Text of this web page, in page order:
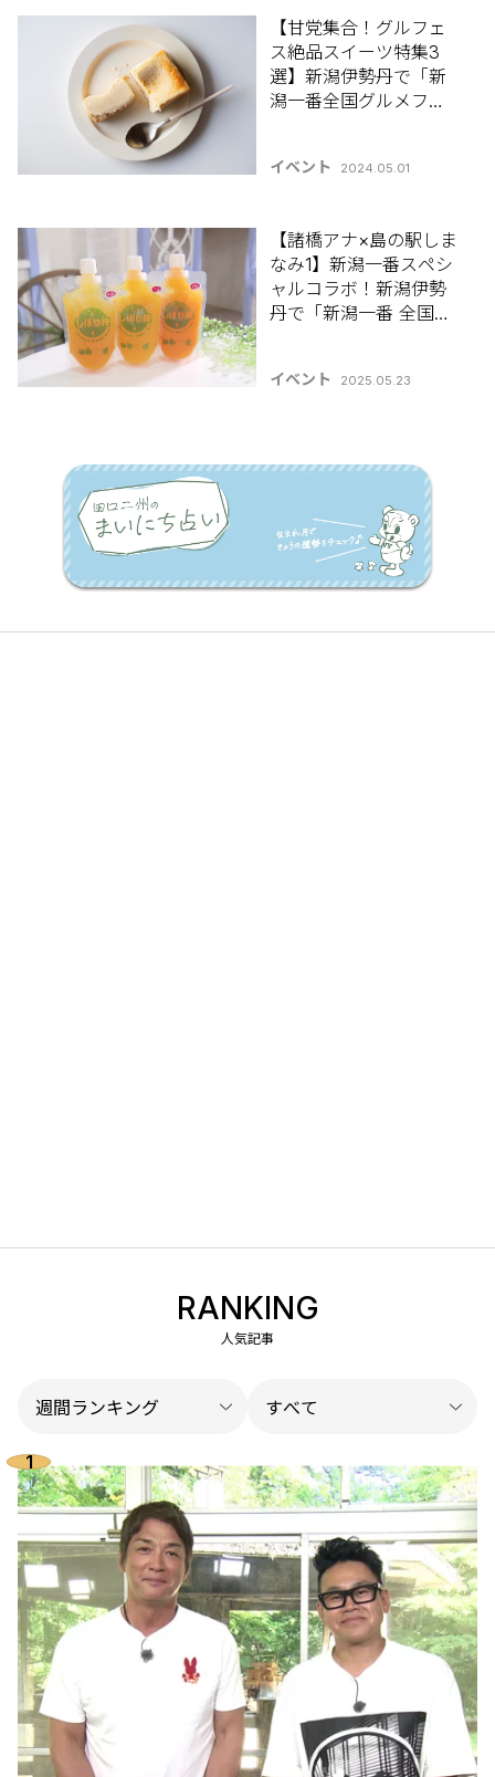
【甘党集合！グルフェ
ス絶品スイーツ特集3
選】新潟伊勢丹で「新
潟一番全国グルメフェ
イベント 2024.05.01
【諸橋アナ×島の駅しま
なみ1】新潟一番スペシ
ャルコラボ！新潟伊勢
丹で「新潟一番 全国グ
中！
イベント 2025.05.23
RANKING
人気記事